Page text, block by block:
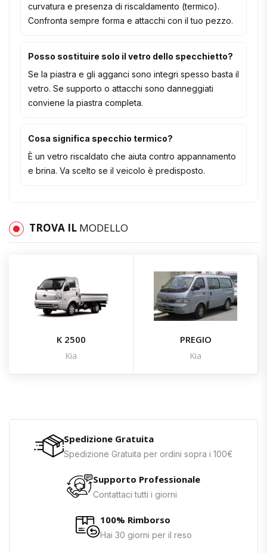
curvatura e presenza di riscaldamento (termico).
Confronta sempre forma e attacchi con il tuo pezzo.
Posso sostituire solo il vetro dello specchietto?
Se la piastra e gli agganci sono integri spesso basta il
vetro. Se supporto o attacchi sono danneggiati
conviene la piastra completa.
Cosa significa specchio termico?
È un vetro riscaldato che aiuta contro appannamento
e brina. Va scelto se il veicolo è predisposto.
TROVA IL MODELLO
K 2500
Kia
PREGIO
Kia
Spedizione Gratuita
Spedizione Gratuita per ordini sopra i 100€
Supporto Professionale
Contattaci tutti i giorni
100% Rimborso
Hai 30 giorni per il reso